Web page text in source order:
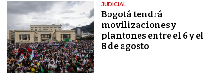
JUDICIAL
Bogotá tendrá
movilizaciones y
plantones entre el 6 y el
8 de agosto